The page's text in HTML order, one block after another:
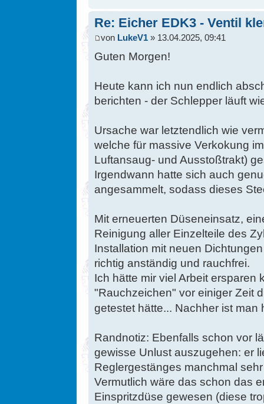
Re: Eicher EDK3 - Ventil
von LukeV1 » 13.04.2025, 09:41
Guten Morgen!
Heute kann ich nun endlich
berichten - der Schlepper läuft
Ursache war letztendlich wie
welche für massive Verkokung
Luftansaug- und Ausstoßtrakt)
Irgendwann hatte sich auch
angesammelt, sodass dieses
Mit erneuerten Düseneinsatz,
Reinigung aller Einzelteile des
Installation mit neuen
richtig anständig und rauchfrei.
Ich hätte mir viel Arbeit
"Rauchzeichen" vor einiger Zeit
getestet hätte... Nachher ist
Randnotiz: Ebenfalls schon vor
gewisse Unlust auszugehen: er
Reglergestänges manchmal
Vermutlich wäre das schon das
Einspritzdüse gewesen (diese